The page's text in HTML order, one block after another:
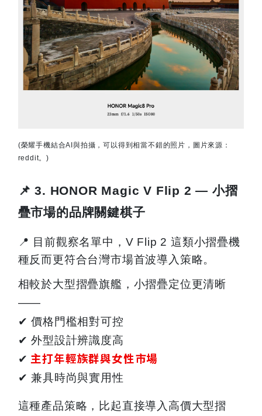
(榮耀手機結合AI與拍攝，可以得到相當不錯的照片，圖片來源：
reddit。)
📌 3. HONOR Magic V Flip 2 —小摺
疊市場的品牌關鍵棋子
📍 目前觀察名單中， V Flip 2 這類小摺疊機
種反而更符合台灣市場首波導入策略。
相較於大型摺疊旗艦，小摺疊定位更清晰
——
✔價格門檻相對可控
✔外型設計辨識度高
✔ 主打年輕族群與女性市場
✔兼具時尚與實用性
這種產品策略，比起直接導入高價大型摺